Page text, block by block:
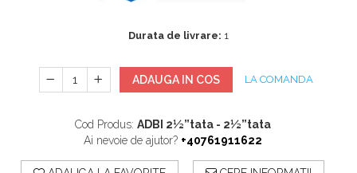
Dispozitive De Masurare
Radiatii
Diverse Dispozitive De
Filtre Si Sorburi
Durata de livrare: 1
ADAUGA IN COS LA COMANDA
Cod Produs: ADBI 2½”tata - 2½”tata
Ai nevoie de ajutor? +40761911622